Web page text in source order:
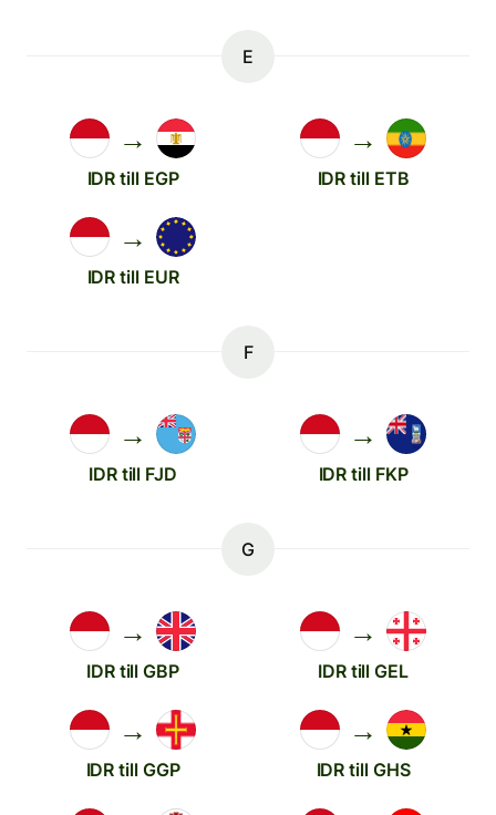
E
→
IDR till EGP
→
IDR till ETB
→
IDR till EUR
F
→
IDR till FJD
→
IDR till FKP
G
→
IDR till GBP
→
IDR till GEL
→
IDR till GGP
→
IDR till GHS